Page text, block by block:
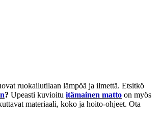
ruokailutilaan lämpöä ja ilmettä. Etsitkö
? Upeasti kuvioitu itämainen matto on myös
materiaali, koko ja hoito-ohjeet. Ota